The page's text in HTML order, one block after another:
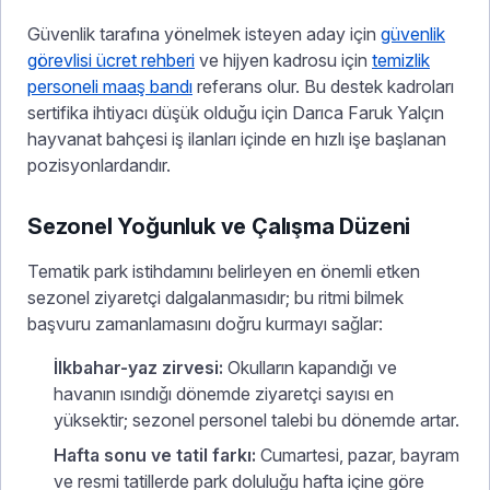
Güvenlik tarafına yönelmek isteyen aday için güvenlik
görevlisi ücret rehberi ve hijyen kadrosu için temizlik
personeli maaş bandı referans olur. Bu destek kadroları
sertifika ihtiyacı düşük olduğu için Darıca Faruk Yalçın
hayvanat bahçesi iş ilanları içinde en hızlı işe başlanan
pozisyonlardandır.
Sezonel Yoğunluk ve Çalışma Düzeni
Tematik park istihdamını belirleyen en önemli etken
sezonel ziyaretçi dalgalanmasıdır; bu ritmi bilmek
başvuru zamanlamasını doğru kurmayı sağlar:
İlkbahar-yaz zirvesi: Okulların kapandığı ve
havanın ısındığı dönemde ziyaretçi sayısı en
yüksektir; sezonel personel talebi bu dönemde artar.
Hafta sonu ve tatil farkı: Cumartesi, pazar, bayram
ve resmi tatillerde park doluluğu hafta içine göre